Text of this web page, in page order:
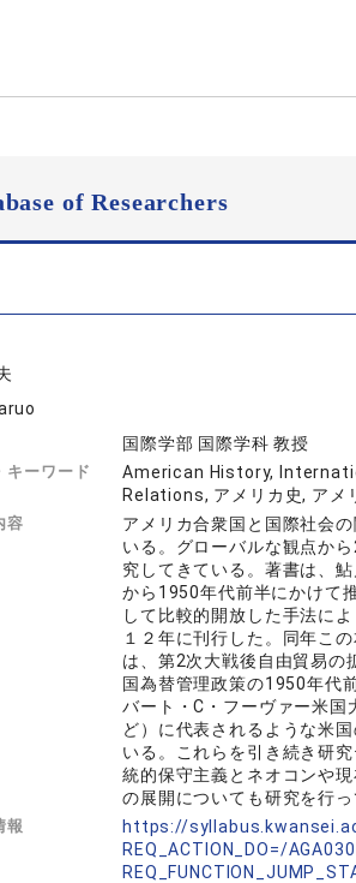
of Researchers
国際学部 国際学科 教授
キーワード
American History,
Relations, アメリカ史, アメ
容
アメリカ合衆国と国際社会
いる。グローバルな観点か
究してきている。著書は、
から1950年代前半にかけて
して比較的開放した手法に
１２年に刊行した。同年こ
は、第2次大戦後自由貿易の
国為替管理政策の1950年代
バート・C・フーヴァー米
ど）に代表されるような米
いる。これらを引き続き研
統的保守主義とネオコンや
の展開についても研究を行っ
報
https://
REQ_ACTION_DO=/